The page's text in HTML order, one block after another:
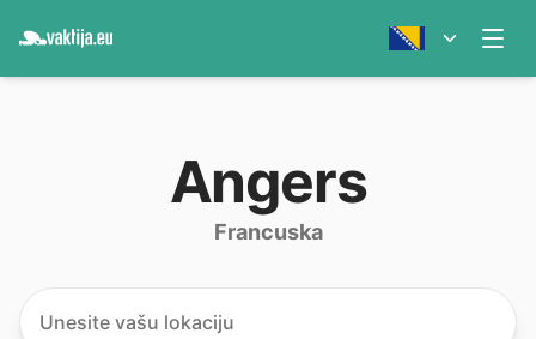
Angers
Francuska